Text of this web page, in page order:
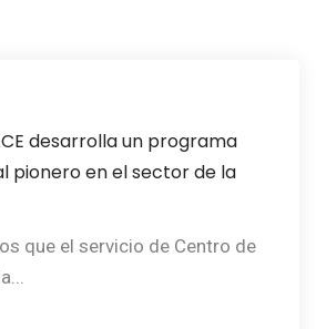
desarrolla un programa
pionero en el sector de la
que el servicio de Centro de